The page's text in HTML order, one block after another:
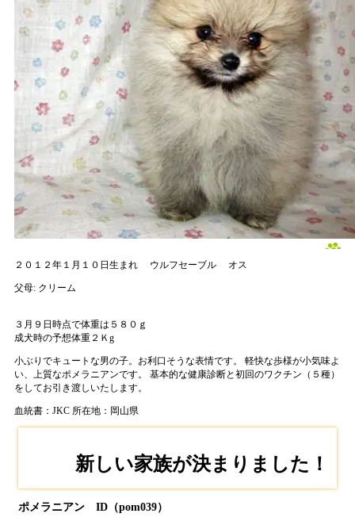
２０１２年１月１０日生まれ ウルフセーブル オス
父母: クリーム
３月９日時点で体重は５８０ｇ
成犬時の予想体重２Ｋg
小ぶりでキュートな男の子。お利口そうな表情です。 軽快な歩様が小気味よ
い、上質なポメラニアンです。 基本的な健康診断と初回のワクチン（５種）
をしてお引き渡しいたします。
血統書：JKC 所在地：岡山県
新しい家族が決まりました！
ポメラニアン ID（pom039）